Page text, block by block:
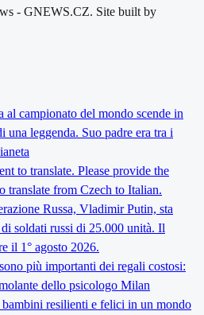
- GNEWS.CZ. Site built by
al campionato del mondo scende in
una leggenda. Suo padre era tra i
to translate. Please provide the
from Czech to Italian.
Russa, Vladimir Putin, sta
soldati russi di 25.000 unità. Il
il 1° agosto 2026.
più importanti dei regali costosi:
dello psicologo Milan
bambini resilienti e felici in un mondo